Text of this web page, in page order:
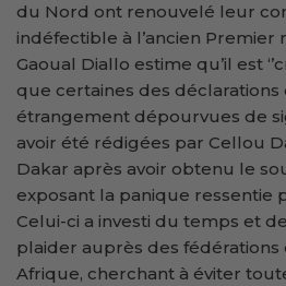
du Nord ont renouvelé leur
indéfectible à l’ancien Premier
Gaoual Diallo estime qu’il est
que certaines des déclarations
étrangement dépourvues de
avoir été rédigées par Cellou
Dakar après avoir obtenu le
exposant la panique ressentie
Celui-ci a investi du temps et
plaider auprès des fédérations
Afrique, cherchant à éviter